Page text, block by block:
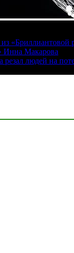
«Бриллиантовой
Инна Макарова
людей на